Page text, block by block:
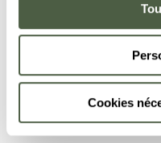
Cookies